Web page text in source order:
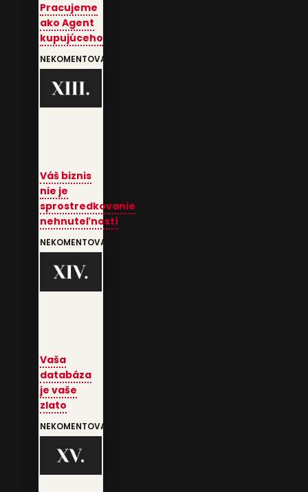
Pracujeme
ako Agent
kupujúceho
NEKOMENTOVANÉ
Váš biznis
nie je
sprostredkovanie
nehnuteľností
NEKOMENTOVANÉ
Vaša
databáza
je vaše
zlato
NEKOMENTOVANÉ